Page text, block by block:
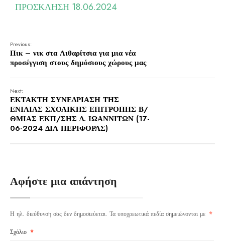
ΠΡΟΣΚΛΗΣΗ 18.06.2024
Previous:
Πικ – νικ στα Λιθαρίτσια για μια νέα
προσέγγιση στους δημόσιους χώρους μας
Next:
ΕΚΤΑΚΤΗ ΣΥΝΕΔΡΙΑΣΗ ΤΗΣ
ΕΝΙΑΙΑΣ ΣΧΟΛΙΚΗΣ ΕΠΙΤΡΟΠΗΣ Β/
ΘΜΙΑΣ ΕΚΠ/ΣΗΣ Δ. ΙΩΑΝΝΙΤΩΝ (17-
06-2024 ΔΙΑ ΠΕΡΙΦΟΡΑΣ)
Αφήστε μια απάντηση
Η ηλ. διεύθυνση σας δεν δημοσιεύεται. Τα υποχρεωτικά πεδία σημειώνονται με *
Σχόλιο *